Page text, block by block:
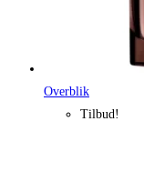
Overblik
Tilbud!